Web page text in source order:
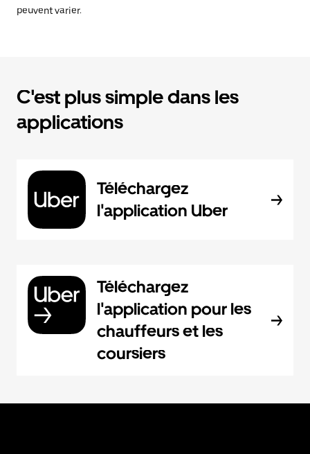
peuvent varier.
C'est plus simple dans les
applications
Téléchargez
l'application Uber
Téléchargez
l'application pour les
chauffeurs et les
coursiers